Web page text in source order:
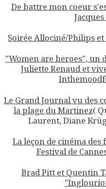
De battre mon coeur
Soirée Allociné/Philips et
"Women are heroes",
Juliette Renaud et
Le Grand Journal vu des
la plage du Martinez(
Laurent, Diane
La leçon de cinéma des
Festival de
Brad Pitt et Quentin